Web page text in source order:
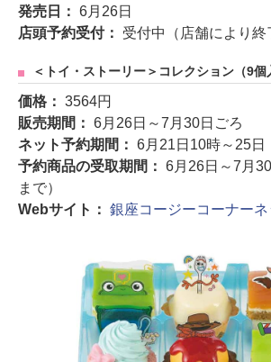
発売日： 6月26日
店頭予約受付： 受付中（店舗により終
＜トイ・ストーリー＞コレクション（9個
価格： 3564円
販売期間： 6月26日～7月30日ごろ
ネット予約期間： 6月21日10時～25日
予約商品の受取期間： 6月26日～7月
まで）
Webサイト： 銀座コージーコーナー